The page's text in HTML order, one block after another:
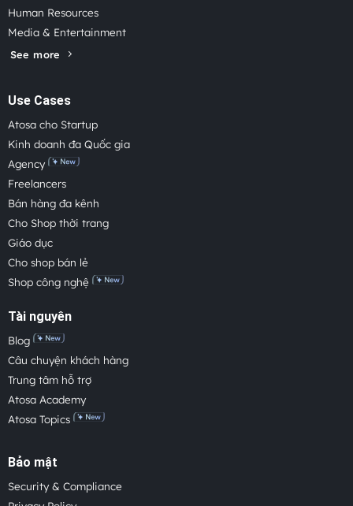
Human Resources
Media & Entertainment
See more
Use Cases
Atosa cho Startup
Kinh doanh đa Quốc gia
Agency
Freelancers
Bán hàng đa kênh
Cho Shop thời trang
Giáo dục
Cho shop bán lẻ
Shop công nghệ
Tài nguyên
Blog
Câu chuyện khách hàng
Trung tâm hỗ trợ
Atosa Academy
Atosa Topics
Bảo mật
Security & Compliance